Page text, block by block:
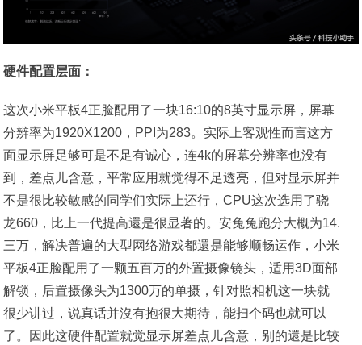
硬件配置层面：
这次小米平板4正脸配用了一块16:10的8英寸显示屏，屏幕
分辨率为1920X1200，PPI为283。实际上客观性而言这方
面显示屏足够可是不足有诚心，连4k的屏幕分辨率也没有
到，差点儿含意，平常应用就觉得不足透亮，但对显示屏并
不是很比较敏感的同学们实际上还行，CPU这次选用了骁
龙660，比上一代提高還是很显著的。安兔兔跑分大概为14.
三万，解决普遍的大型网络游戏都還是能够顺畅运作，小米
平板4正脸配用了一颗五百万的外置摄像镜头，适用3D面部
解锁，后置摄像头为1300万的单摄，针对照相机这一块就
很少讲过，说真话并沒有抱很大期待，能扫个码也就可以
了。因此这硬件配置就觉显示屏差点儿含意，别的還是比较